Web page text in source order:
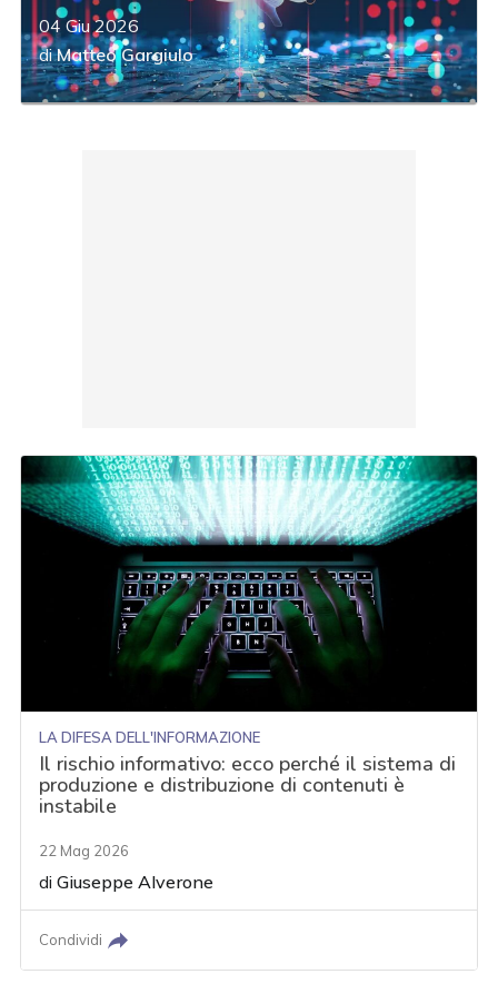
04 Giu 2026
diMatteo Gargiulo
LA DIFESA DELL'INFORMAZIONE
Il rischio informativo: ecco perché il sistema di
produzione e distribuzione di contenuti è
instabile
22 Mag 2026
diGiuseppe Alverone
Condividi